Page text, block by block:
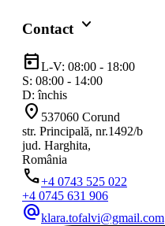
Contact keyboard_arrow_down
todayL-V: 08:00 - 18:00
S: 08:00 - 14:00
D: închis
location_on 537060 Corund
str. Principală, nr.1492/b
jud. Harghita,
România
phone+4 0743 525 022
+4 0745 631 906
alternate_emailklara.tofalvi@gmail.com